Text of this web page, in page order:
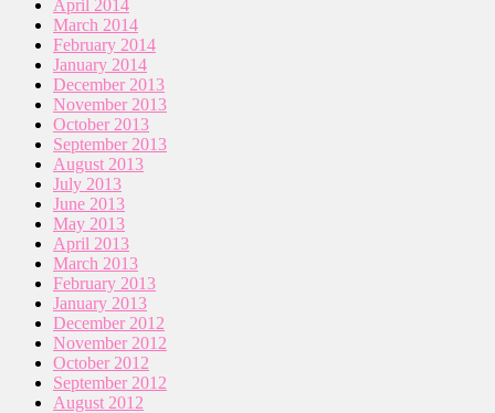
April 2014
March 2014
February 2014
January 2014
December 2013
November 2013
October 2013
September 2013
August 2013
July 2013
June 2013
May 2013
April 2013
March 2013
February 2013
January 2013
December 2012
November 2012
October 2012
September 2012
August 2012